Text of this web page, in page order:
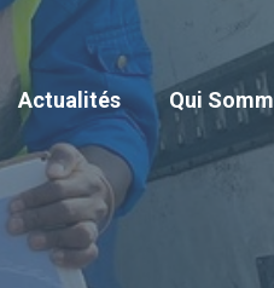
Actualités Qui